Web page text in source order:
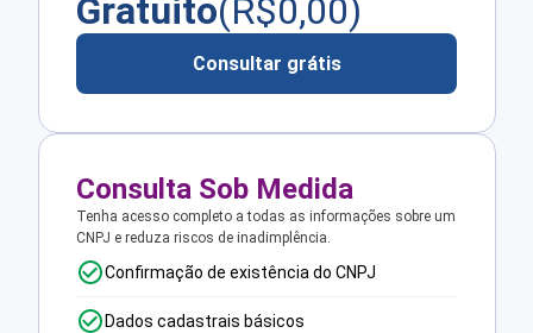
Gratuito(R$0,00)
Consultar grátis
Consulta Sob Medida
Tenha acesso completo a todas as informações sobre um
CNPJ e reduza riscos de inadimplência.
Confirmação de existência do CNPJ
Dados cadastrais básicos